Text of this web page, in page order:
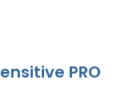
PRO